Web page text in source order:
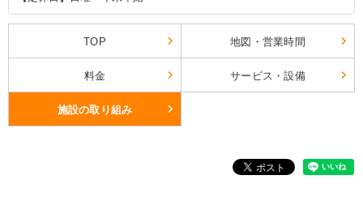
TOP 地図・営業時間
料金 サービス・設備
施設の取り組み